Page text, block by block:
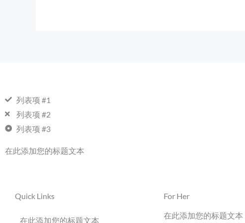
列表项 #1
列表项 #2
列表项 #3
在此添加您的标题文本
Quick Links
在此添加您的标题文本
For Her
在此添加您的标题文本